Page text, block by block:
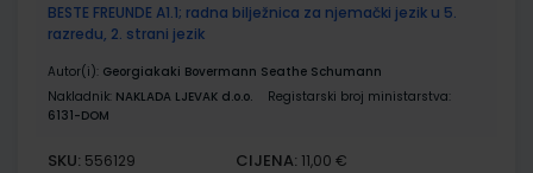
BESTE FREUNDE A1.1; radna bilježnica za njemački jezik u 5.
razredu, 2. strani jezik
Autor(i): Georgiakaki Bovermann Seathe Schumann
Nakladnik: NAKLADA LJEVAK d.o.o.
Registarski broj ministarstva:
6131-DOM
SKU: 556129 CIJENA: 11,00 €